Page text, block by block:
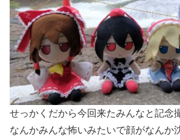
せっかくだから今回来たみんなと記念
なんかみんな怖いみたいで顔がなんか